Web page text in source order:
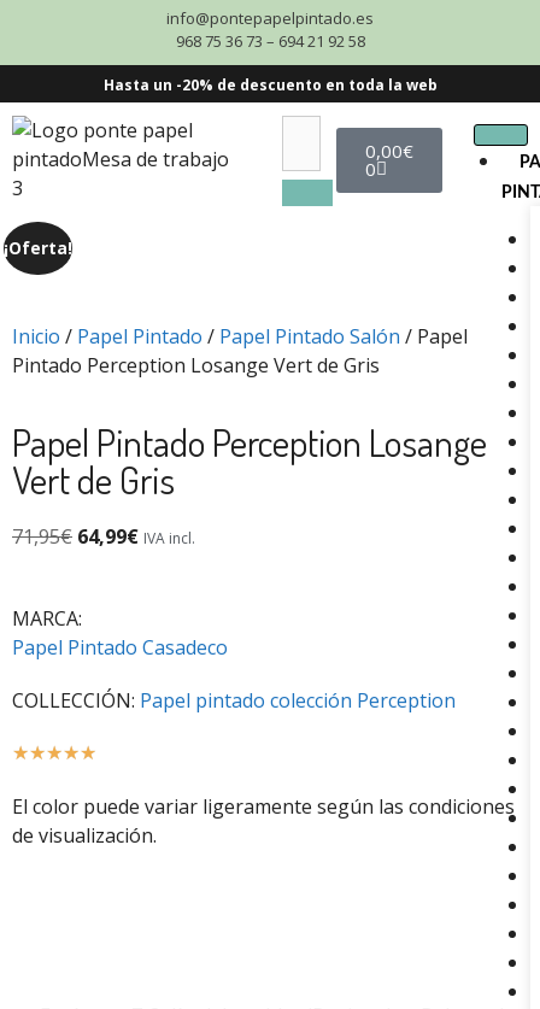
info@pontepapelpintado.es
968 75 36 73 – 694 21 92 58
Hasta un -20% de descuento en toda la web
0,00€
0
¡Oferta!
Inicio / Papel Pintado / Papel Pintado Salón / Papel
Pintado Perception Losange Vert de Gris
Papel Pintado Perception Losange
Vert de Gris
71,95€ 64,99€ IVA incl.
MARCA:
Papel Pintado Casadeco
COLLECCIÓN: Papel pintado colección Perception
☆☆☆☆☆
El color puede variar ligeramente según las condiciones
de visualización.